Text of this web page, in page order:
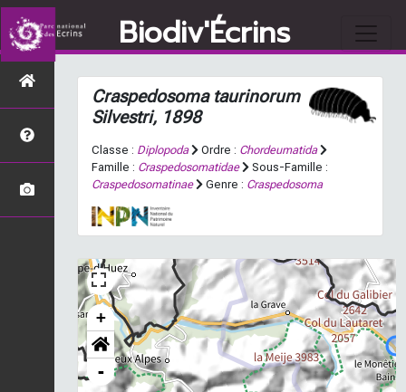
Biodiv'Écrins
Craspedosoma taurinorum
Silvestri, 1898
Classe : Diplopoda Ordre : Chordeumatida
Famille : Craspedosomatidae
Sous-Famille :
Craspedosomatinae
Genre : Craspedosoma
+
-